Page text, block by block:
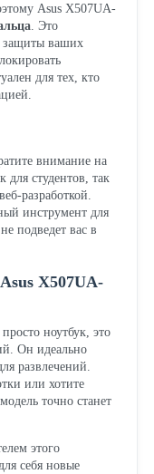
Asus X507UA-
. Это
защиты ваших
для тех, кто
внимание на
для студентов, так
разработкой.
инструмент для
подведет вас в
X507UA-
ноутбук, это
Он идеально
развлечений.
или хотите
точно станет
этого
себя новые